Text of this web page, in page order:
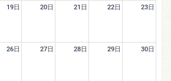
19日 20日 21日 22日 23日
26日 27日 28日 29日 30日